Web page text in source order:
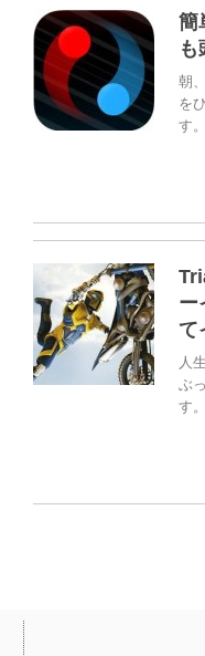
簡
朝
を
す
ー
て
人
ぶ
す